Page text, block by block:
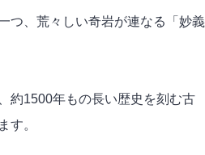
つ、荒々しい奇岩が連なる「妙義
約1500年もの長い歴史を刻む古
す。